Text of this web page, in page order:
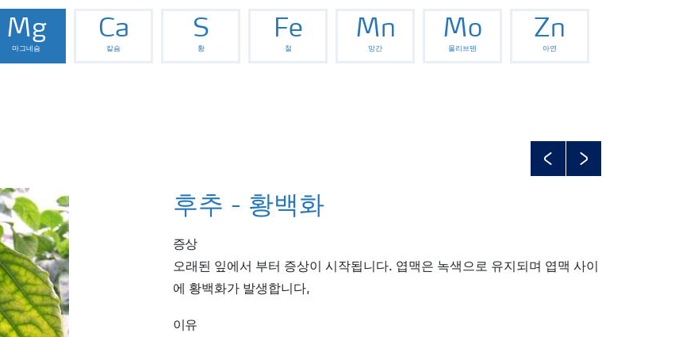
Mg
마그네슘
Ca
칼슘
S
황
Fe
철
Mn
망간
Mo
몰리브덴
Zn
아연
PreviousNext
후추 - 황백화
증상
오래된 잎에서 부터 증상이 시작됩니다. 엽맥은 녹색으로 유지되며 엽맥 사이
에 황백화가 발생합니다,
이유